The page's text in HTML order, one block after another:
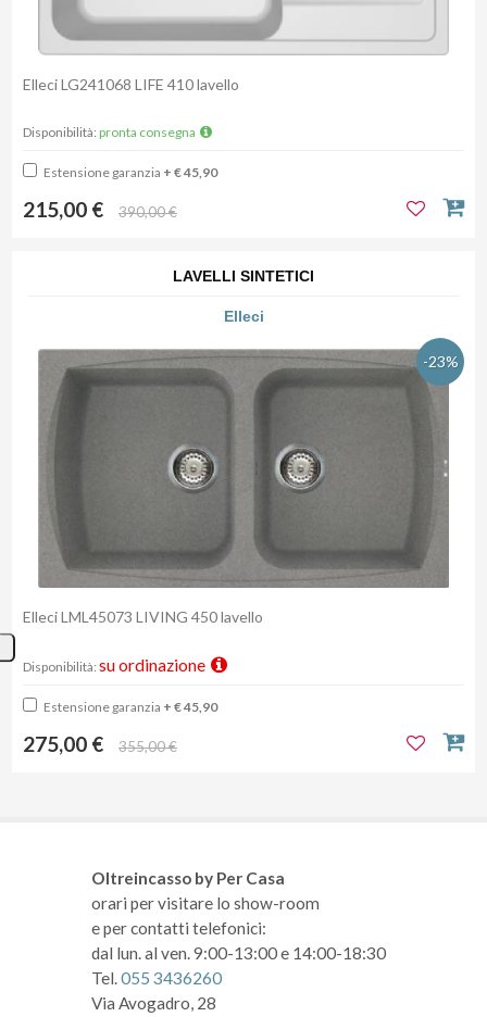
Elleci LG241068 LIFE 410 lavello
Disponibilità: pronta consegna
Estensione garanzia + € 45,90
215,00 € 390,00 €
LAVELLI SINTETICI
Elleci
-23%
Elleci LML45073 LIVING 450 lavello
Disponibilità: su ordinazione
Estensione garanzia + € 45,90
275,00 € 355,00 €
Oltreincasso by Per Casa
orari per visitare lo show-room
e per contatti telefonici:
dal lun. al ven. 9:00-13:00 e 14:00-18:30
Tel.055 3436260
Via Avogadro, 28